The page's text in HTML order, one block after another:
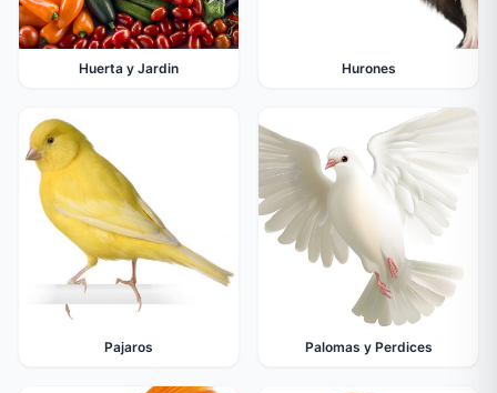
Huerta y Jardin Hurones
Pajaros Palomas y Perdices